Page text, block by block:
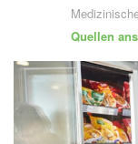
Quellen